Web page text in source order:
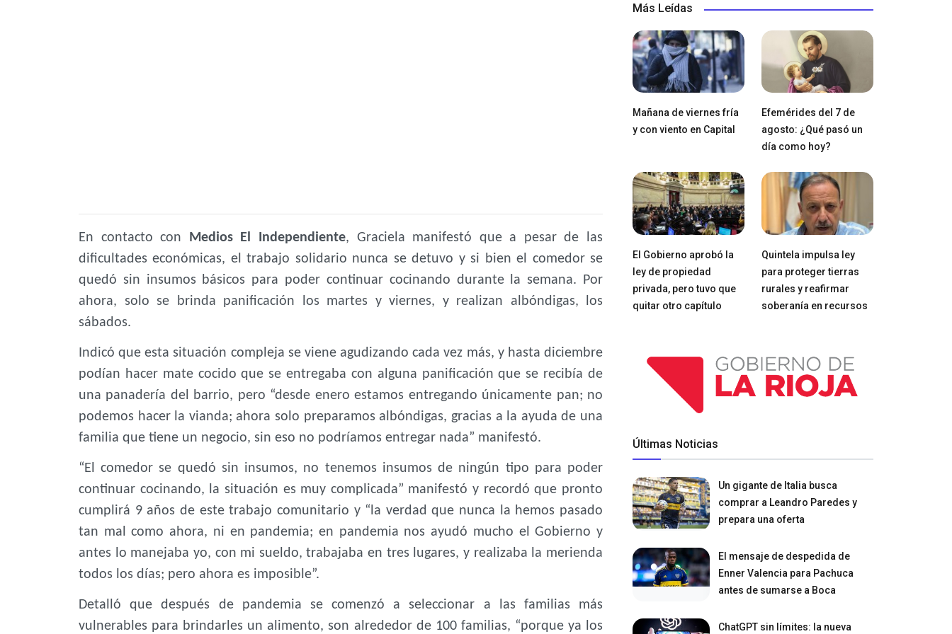
En contacto con Medios El Independiente, Graciela manifestó que a pesar de las
dificultades económicas, el trabajo solidario nunca se detuvo y si bien el comedor se
quedó sin insumos básicos para poder continuar cocinando durante la semana. Por
ahora, solo se brinda panificación los martes y viernes, y realizan albóndigas, los
sábados.
Indicó que esta situación compleja se viene agudizando cada vez más, y hasta diciembre
podían hacer mate cocido que se entregaba con alguna panificación que se recibía de
una panadería del barrio, pero “desde enero estamos entregando únicamente pan; no
podemos hacer la vianda; ahora solo preparamos albóndigas, gracias a la ayuda de una
familia que tiene un negocio, sin eso no podríamos entregar nada” manifestó.
“El comedor se quedó sin insumos, no tenemos insumos de ningún tipo para poder
continuar cocinando, la situación es muy complicada” manifestó y recordó que pronto
cumplirá 9 años de este trabajo comunitario y “la verdad que nunca la hemos pasado
tan mal como ahora, ni en pandemia; en pandemia nos ayudó mucho el Gobierno y
antes lo manejaba yo, con mi sueldo, trabajaba en tres lugares, y realizaba la merienda
todos los días; pero ahora es imposible”.
Detalló que después de pandemia se comenzó a seleccionar a las familias más
vulnerables para brindarles un alimento, son alrededor de 100 familias, “porque ya los
Más Leídas
Mañana de viernes fría
y con viento en Capital
Efemérides del 7 de
agosto: ¿Qué pasó un
día como hoy?
El Gobierno aprobó la
ley de propiedad
privada, pero tuvo que
quitar otro capítulo
Quintela impulsa ley
para proteger tierras
rurales y reafirmar
soberanía en recursos
Últimas Noticias
Un gigante de Italia busca
comprar a Leandro Paredes y
prepara una oferta
El mensaje de despedida de
Enner Valencia para Pachuca
antes de sumarse a Boca
ChatGPT sin límites: la nueva